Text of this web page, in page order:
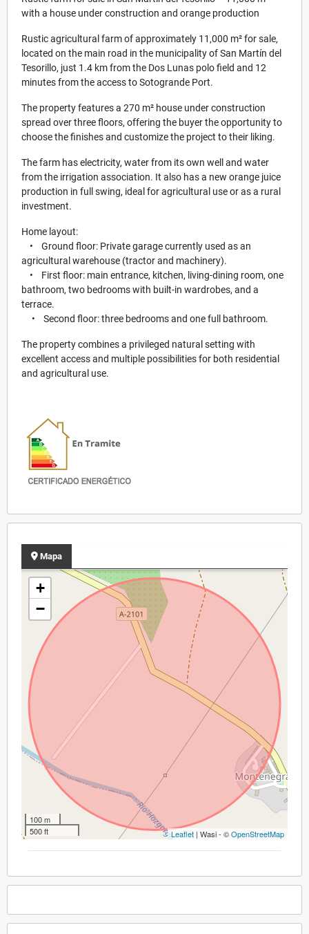
with a house under construction and orange production
Rustic agricultural farm of approximately 11,000 m² for sale,
located on the main road in the municipality of San Martín del
Tesorillo, just 1.4 km from the Dos Lunas polo field and 12
minutes from the access to Sotogrande Port.
The property features a 270 m² house under construction
spread over three floors, offering the buyer the opportunity to
choose the finishes and customize the project to their liking.
The farm has electricity, water from its own well and water
from the irrigation association. It also has a new orange juice
production in full swing, ideal for agricultural use or as a rural
investment.
Home layout:
• Ground floor: Private garage currently used as an
agricultural warehouse (tractor and machinery).
• First floor: main entrance, kitchen, living-dining room, one
bathroom, two bedrooms with built-in wardrobes, and a
terrace.
• Second floor: three bedrooms and one full bathroom.
The property combines a privileged natural setting with
excellent access and multiple possibilities for both residential
and agricultural use.
Mapa
+
−
100 m
500 ft
Leaflet | Wasi - ©OpenStreetMap